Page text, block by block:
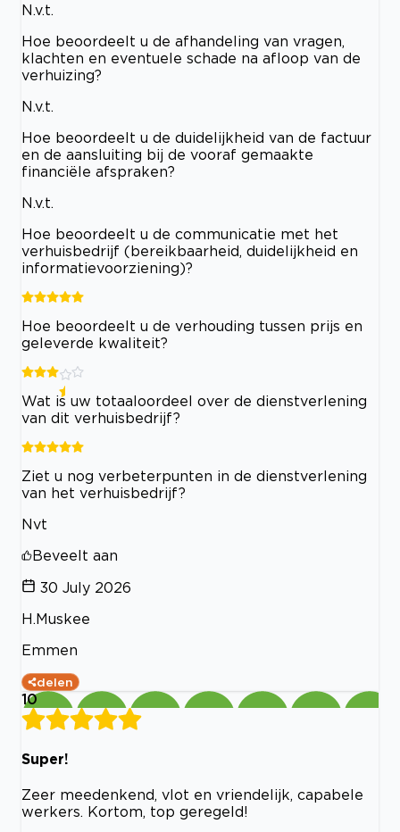
N.v.t.
Hoe beoordeelt u de afhandeling van vragen,
klachten en eventuele schade na afloop van de
verhuizing?
N.v.t.
Hoe beoordeelt u de duidelijkheid van de factuur
en de aansluiting bij de vooraf gemaakte
financiële afspraken?
N.v.t.
Hoe beoordeelt u de communicatie met het
verhuisbedrijf (bereikbaarheid, duidelijkheid en
informatievoorziening)?
Hoe beoordeelt u de verhouding tussen prijs en
geleverde kwaliteit?
Wat is uw totaaloordeel over de dienstverlening
van dit verhuisbedrijf?
Ziet u nog verbeterpunten in de dienstverlening
van het verhuisbedrijf?
Nvt
Beveelt aan
30 July 2026
H.Muskee
Emmen
delen
10
Super!
Zeer meedenkend, vlot en vriendelijk, capabele
werkers. Kortom, top geregeld!